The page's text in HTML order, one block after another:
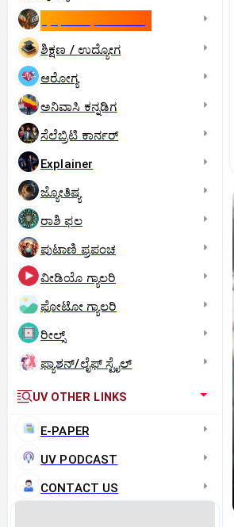
ಶಿಕ್ಷಣ / ಉದ್ಯೋಗ
ಆರೋಗ್ಯ
ಅನಿವಾಸಿ ಕನ್ನಡಿಗ
ಸೆಲೆಬ್ರಿಟಿ ಕಾರ್ನರ್‌
Explainer
ಜ್ಯೋತಿಷ್ಯ
ರಾಶಿ ಫಲ
ಪುಟಾಣಿ ಪ್ರಪಂಚ
ವೀಡಿಯೊ ಗ್ಯಾಲರಿ
ಫೋಟೋ ಗ್ಯಾಲರಿ
ರೀಲ್ಸ್
ಫ್ಯಾಶನ್/ಲೈಫ್‌ ಸ್ಟೈಲ್
UV OTHER LINKS
E-PAPER
UV PODCAST
CONTACT US